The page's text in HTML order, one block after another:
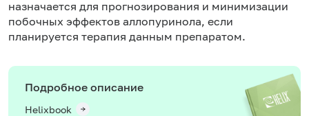
назначается для прогнозирования и минимизации
побочных эффектов аллопуринола, если
планируется терапия данным препаратом.
Подробное описание
Helixbook